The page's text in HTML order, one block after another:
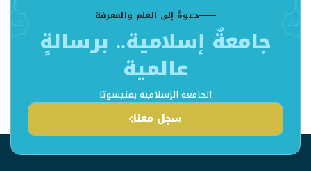
دعوةٌ إلى العلم والمعرفة
جامعةٌ إسلامية.. برسالةٍ
عالمية
الجامعة الإسلامية بمنيسوتا
سجل معنا